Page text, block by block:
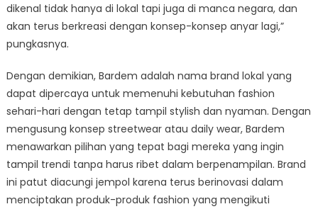
dikenal tidak hanya di lokal tapi juga di manca negara, dan
akan terus berkreasi dengan konsep-konsep anyar lagi,”
pungkasnya.
Dengan demikian, Bardem adalah nama brand lokal yang
dapat dipercaya untuk memenuhi kebutuhan fashion
sehari-hari dengan tetap tampil stylish dan nyaman. Dengan
mengusung konsep streetwear atau daily wear, Bardem
menawarkan pilihan yang tepat bagi mereka yang ingin
tampil trendi tanpa harus ribet dalam berpenampilan. Brand
ini patut diacungi jempol karena terus berinovasi dalam
menciptakan produk-produk fashion yang mengikuti